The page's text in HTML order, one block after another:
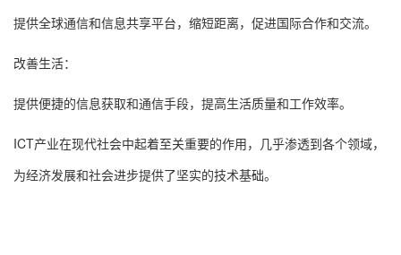
提供全球通信和信息共享平台，缩短距离，促进国际合作和交流。
改善生活：
提供便捷的信息获取和通信手段，提高生活质量和工作效率。
ICT产业在现代社会中起着至关重要的作用，几乎渗透到各个领域，
为经济发展和社会进步提供了坚实的技术基础。